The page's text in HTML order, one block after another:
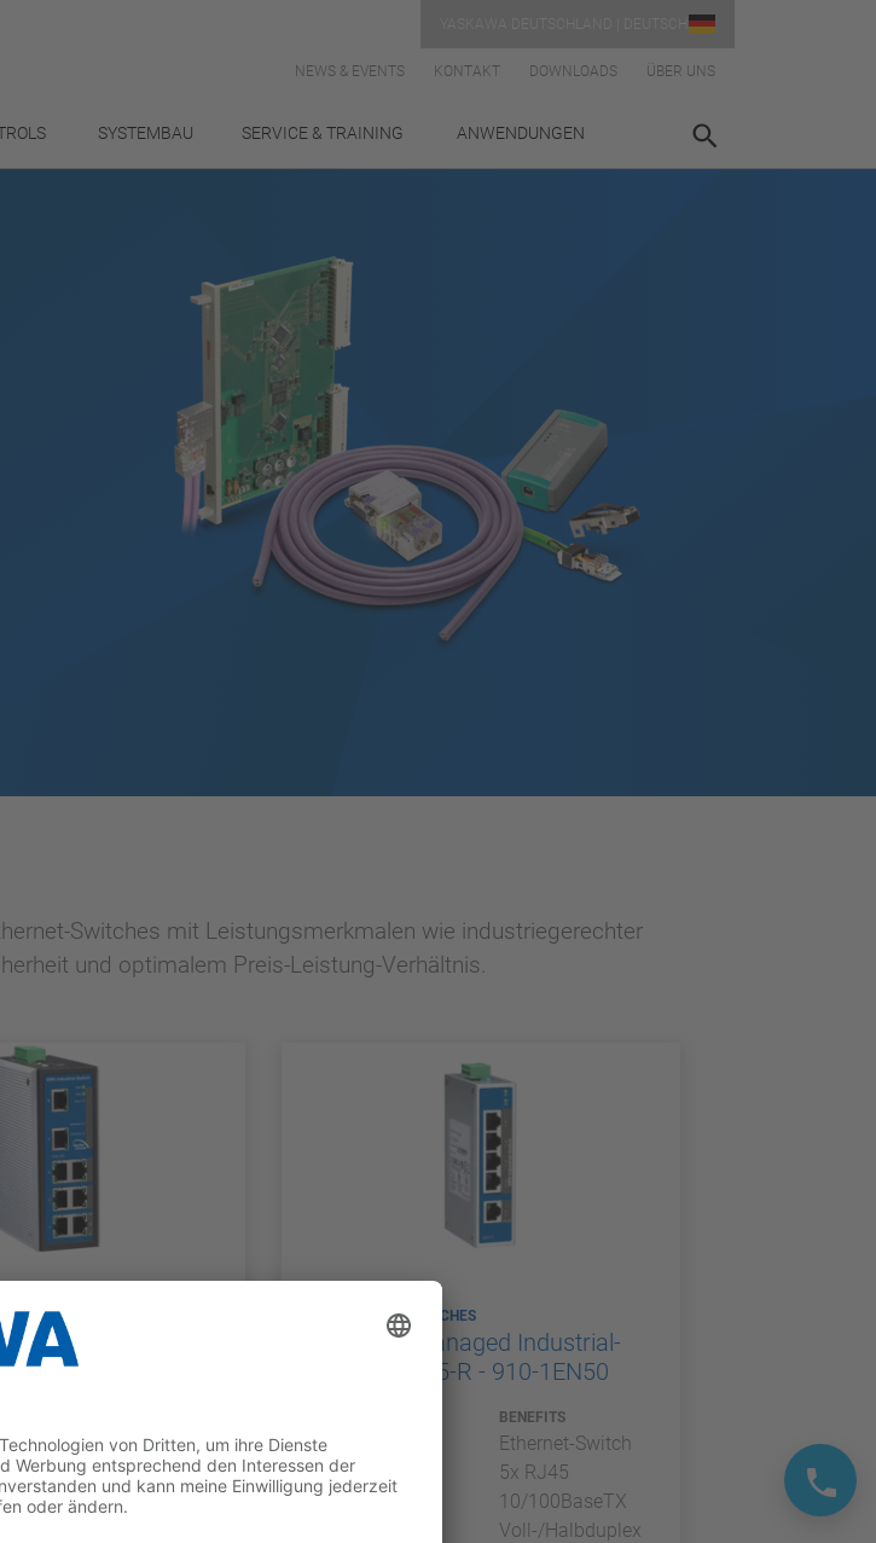
NEWS & EVENTS KONTAKT DOWNLOADS ÜBER UNS
SYSTEMBAU SERVICE & TRAINING ANWENDUNGEN
Switches mit Leistungsmerkmalen wie industriegerechter
und optimalem Preis-Leistung-Verhältnis.
Industrial-
RD - 911-
BENEFITS
PROFINET-Switch
8x RJ45
ETHERNET-SWITCHES
VIPA unmanaged Industrial-
Switch EN5-R - 910-1EN50
BENEFITS
Ethernet-Switch
5x RJ45
10/100BaseTX
Voll-/Halbduplex